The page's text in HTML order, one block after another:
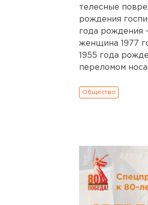
телесные
рождения
года рождения
женщина 1977
1955 года
переломом
Общество